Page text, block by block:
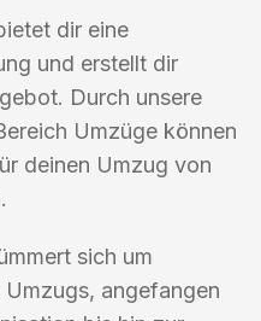
dir eine
und erstellt dir
Durch unsere
Umzüge können
deinen Umzug von
sich um
angefangen